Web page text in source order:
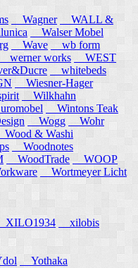
Wagner
WALL &
Walser Mobel
Wave
wb form
werner works
WEST
whitebeds
Wiesner-Hager
Wilkhahn
Wintons Teak
Wogg
Wohr
Wood & Washi
Woodnotes
WoodTrade
WOOP
Wortmeyer Licht
XILO1934 xilobis
Yothaka